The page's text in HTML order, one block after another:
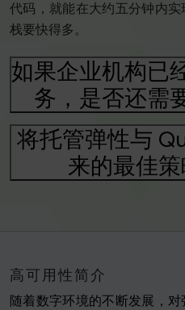
代码，就能在大约五分钟内
栈要快得多。
如果企业机构已
务，是否还需
将托管弹性与
来的最佳
高可用性简介
随着数字环境的不断发展，